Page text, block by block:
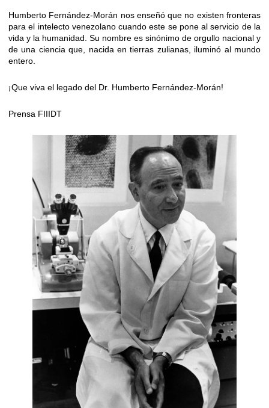
Humberto Fernández-Morán nos enseñó que no existen fronteras
para el intelecto venezolano cuando este se pone al servicio de la
vida y la humanidad. Su nombre es sinónimo de orgullo nacional y
de una ciencia que, nacida en tierras zulianas, iluminó al mundo
entero.
¡Que viva el legado del Dr. Humberto Fernández-Morán!
Prensa FIIIDT